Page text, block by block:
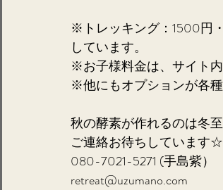
※トレッキング：1500円
しています。
※お子様料金は、サイト
※他にもオプションが各
秋の酵素が作れるのは冬
ご連絡お待ちしています☆
080-7021-5271 (手島紫）
retreat@uzumano.com